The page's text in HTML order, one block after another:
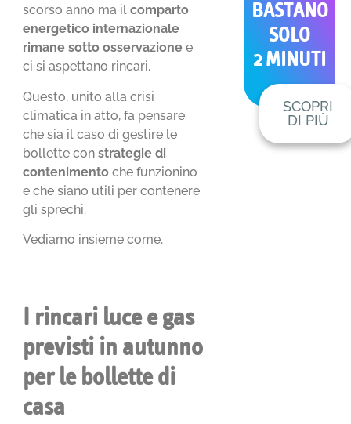
scorso anno ma ilcomparto
energetico internazionale
rimane sotto osservazione e
ci si aspettano rincari.
Questo, unito alla crisi
climatica in atto, fa pensare
che sia il caso di gestire le
bollette constrategie di
contenimento che funzionino
e che siano utili per contenere
gli sprechi.
Vediamo insieme come.
I rincari luce e gas
previsti in autunno
per le bollette di
casa
BASTANO
SOLO
2 MINUTI
SCOPRI
DI PIÙ